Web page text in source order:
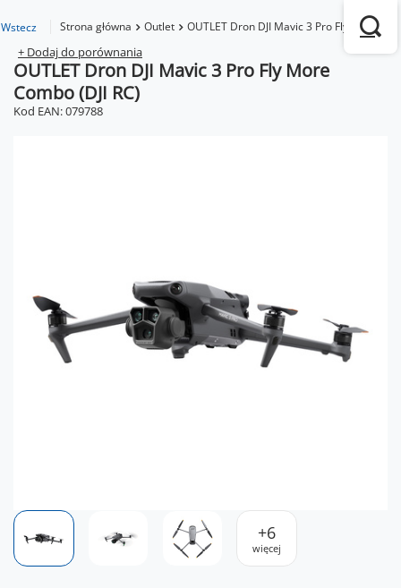
Wstecz Strona główna Outlet OUTLET Dron DJI Mavic 3 Pro Fly More
+ Dodaj do porównania
OUTLET Dron DJI Mavic 3 Pro Fly More
Combo (DJI RC)
Kod EAN: 079788
+6
więcej